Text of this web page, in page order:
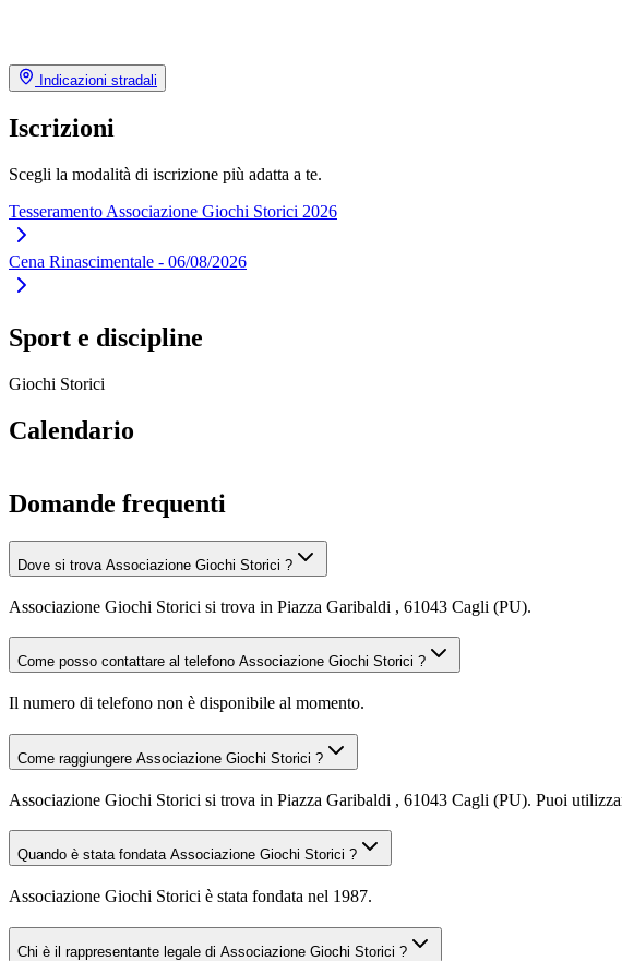
Indicazioni stradali
Iscrizioni
Scegli la modalità di iscrizione più adatta a te.
Tesseramento Associazione Giochi Storici 2026
Cena Rinascimentale - 06/08/2026
Sport e discipline
Giochi Storici
Calendario
Domande frequenti
Dove si trova Associazione Giochi Storici ?
Associazione Giochi Storici si trova in Piazza Garibaldi , 61043 Cagli (PU).
Come posso contattare al telefono Associazione Giochi Storici ?
Il numero di telefono non è disponibile al momento.
Come raggiungere Associazione Giochi Storici ?
Associazione Giochi Storici si trova in Piazza Garibaldi , 61043 Cagli (PU). Puoi
Quando è stata fondata Associazione Giochi Storici ?
Associazione Giochi Storici è stata fondata nel 1987.
Chi è il rappresentante legale di Associazione Giochi Storici ?